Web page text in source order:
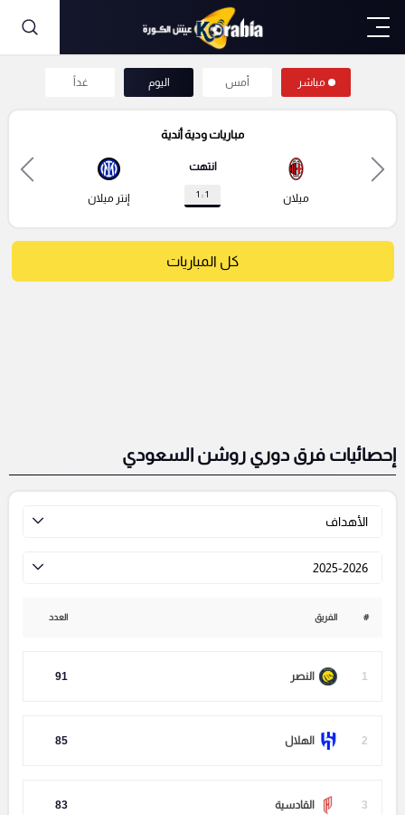
مباشر أمس اليوم غداً
مباريات ودية أندية
ميلان
انتهت
1 : 1 إنتر ميلان
كل المباريات
إحصائيات فرق دوري روشن السعودي
الأهداف
2025-2026
# الفريق العدد
1 النصر 91
2 الهلال 85
3 القادسية 83